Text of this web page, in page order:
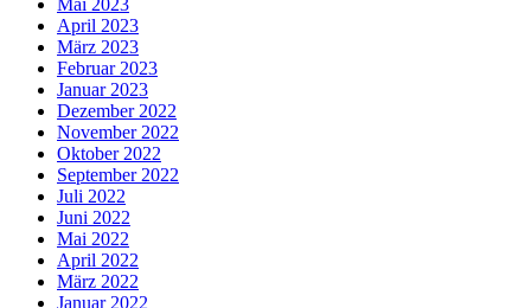
Mai 2023
April 2023
März 2023
Februar 2023
Januar 2023
Dezember 2022
November 2022
Oktober 2022
September 2022
Juli 2022
Juni 2022
Mai 2022
April 2022
März 2022
Januar 2022